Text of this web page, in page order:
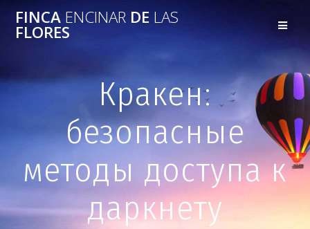
FINCAENCINAR DE LAS
FLORES
Кракен:
безопасные
методы доступа к
даркнету